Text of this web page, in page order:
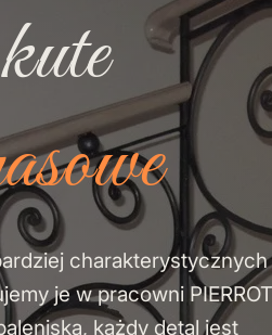
charakterystycznych
je w pracowni
każdy detal jest